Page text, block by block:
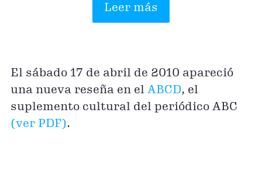
Leer más
El sábado 17 de abril de 2010 apareció
una nueva reseña en el ABCD, el
suplemento cultural del periódico ABC
(ver PDF).